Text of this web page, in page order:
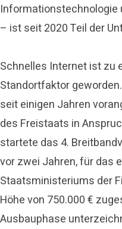
Informationstechnologie
– ist seit 2020 Teil der
Schnelles Internet ist zu
Standortfaktor
seit einigen Jahren
des Freistaats in
startete das 4.
vor zwei Jahren, für das
Staatsministeriums der
Höhe von 750.000 €
Ausbauphase